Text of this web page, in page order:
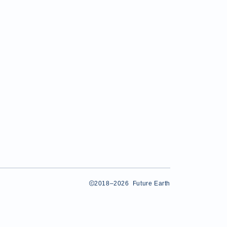
2018–2026 Future Earth